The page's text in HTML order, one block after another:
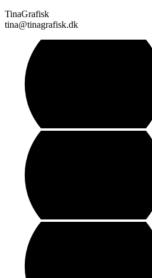
TinaGrafisk
tina@tinagrafisk.dk